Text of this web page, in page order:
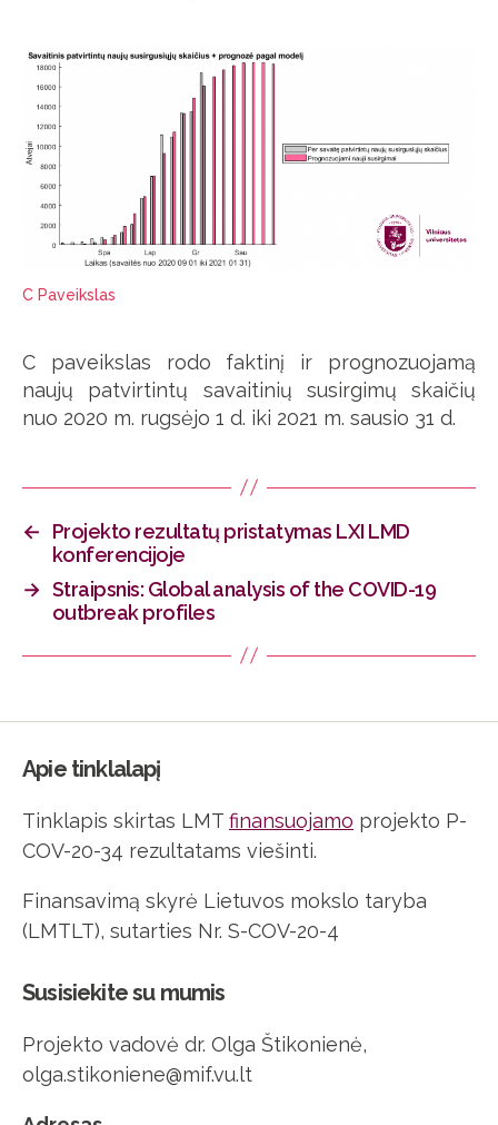
C Paveikslas
C paveikslas rodo faktinį ir prognozuojamą
naujų patvirtintų savaitinių susirgimų skaičių
nuo 2020 m. rugsėjo 1 d. iki 2021 m. sausio 31 d.
←
Projekto rezultatų pristatymas LXI LMD
konferencijoje
→ Straipsnis: Global analysis of the COVID-19
outbreak profiles
Apie tinklalapį
Tinklapis skirtas LMT finansuojamo projekto P-
COV-20-34 rezultatams viešinti.
Finansavimą skyrė Lietuvos mokslo taryba
(LMTLT), sutarties Nr. S-COV-20-4
Susisiekite su mumis
Projekto vadovė dr. Olga Štikonienė,
olga.stikoniene@mif.vu.lt